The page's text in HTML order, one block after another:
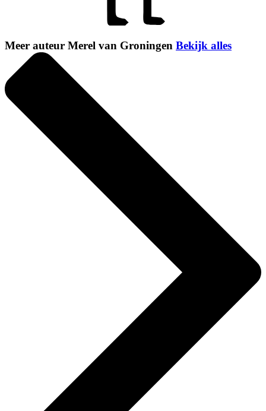
Meer auteur Merel van Groningen Bekijk alles